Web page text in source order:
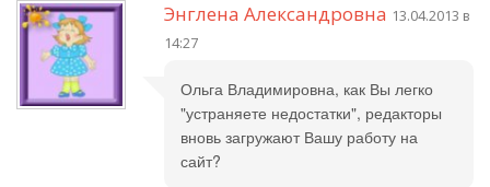
Энглена Александровна 13.04.2013 в
14:27
Ольга Владимировна, как Вы легко
"устраняете недостатки", редакторы
вновь загружают Вашу работу на
сайт?